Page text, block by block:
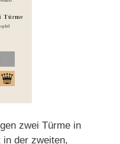
zwei Türme in
in der zweiten,